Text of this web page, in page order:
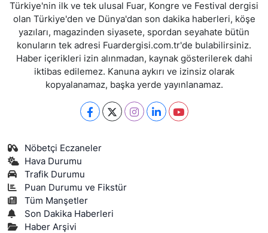
Türkiye'nin ilk ve tek ulusal Fuar, Kongre ve Festival dergisi
olan Türkiye'den ve Dünya'dan son dakika haberleri, köşe
yazıları, magazinden siyasete, spordan seyahate bütün
konuların tek adresi Fuardergisi.com.tr'de bulabilirsiniz.
Haber içerikleri izin alınmadan, kaynak gösterilerek dahi
iktibas edilemez. Kanuna aykırı ve izinsiz olarak
kopyalanamaz, başka yerde yayınlanamaz.
Nöbetçi Eczaneler
Hava Durumu
Trafik Durumu
Puan Durumu ve Fikstür
Tüm Manşetler
Son Dakika Haberleri
Haber Arşivi